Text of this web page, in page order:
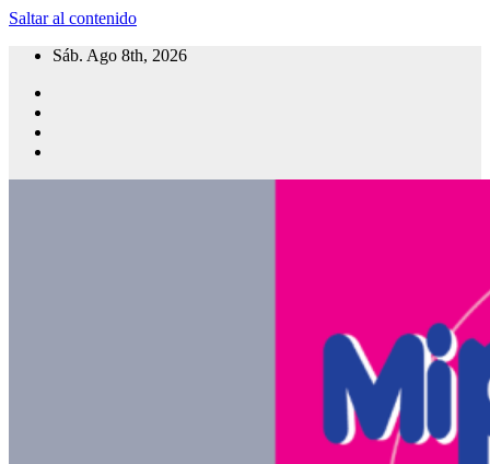
Saltar al contenido
Sáb. Ago 8th, 2026